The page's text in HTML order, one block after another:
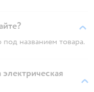
названием товара.